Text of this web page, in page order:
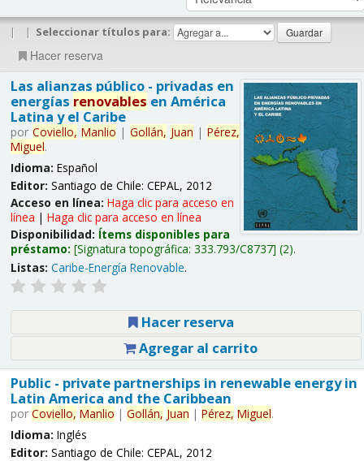
| | Seleccionar títulos para:
Hacer reserva
Las alianzas público - privadas en
energías renovables en América
Latina y el Caribe
por Coviello, Manlio | Gollán, Juan | Pérez,
Miguel.
Idioma: Español
Editor: Santiago de Chile: CEPAL, 2012
Acceso en línea: Haga clic para acceso en
línea | Haga clic para acceso en línea
Disponibilidad: Ítems disponibles para
préstamo: Signatura topográfica: 333.793/C8737 (2).
Listas: Caribe-Energía Renovable.
Hacer reserva
Agregar al carrito
Public - private partnerships in renewable energy in
Latin America and the Caribbean
por Coviello, Manlio | Gollán, Juan | Pérez, Miguel.
Idioma: Inglés
Editor: Santiago de Chile: CEPAL, 2012